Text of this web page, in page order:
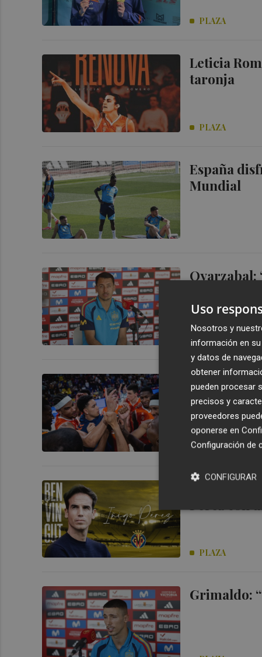
PLAZA
Leticia
taronja
PLAZA
España
Mundial
Oyarzabal:
PLAZA
Valencia
puestos y
PLAZA
El
PLAZA
Grimaldo:
Uso
Nosotros y
información en
y datos de
obtener
pueden procesar
precisos y
proveedores
oponerse en
Configuración de
CONFIGURAR